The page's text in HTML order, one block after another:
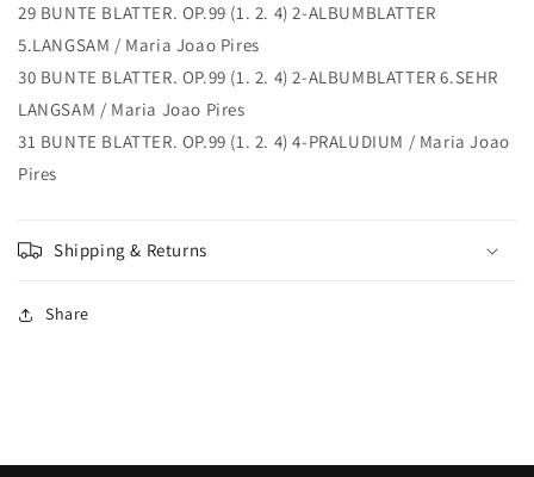
29 BUNTE BLATTER. OP.99 (1. 2. 4) 2-ALBUMBLATTER
5.LANGSAM / Maria Joao Pires
30 BUNTE BLATTER. OP.99 (1. 2. 4) 2-ALBUMBLATTER 6.SEHR
LANGSAM / Maria Joao Pires
31 BUNTE BLATTER. OP.99 (1. 2. 4) 4-PRALUDIUM / Maria Joao
Pires
Shipping & Returns
Share